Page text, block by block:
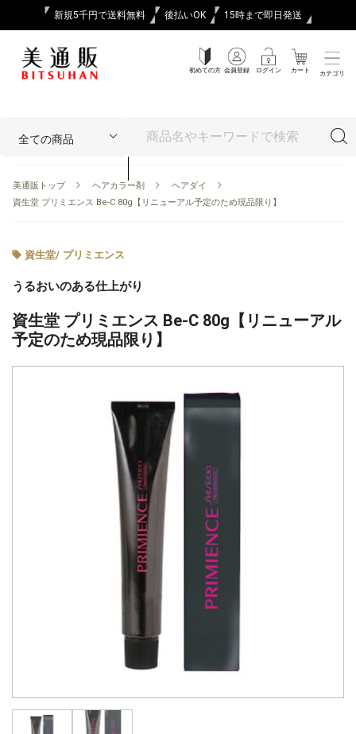
新規5千円で送料無料 後払いOK 15時まで即日発送
初めての方 会員登録 ログイン カート カテゴリ
美通販トップ ヘアカラー剤
ヘアダイ
資生堂 プリミエンス Be-C 80g【リニューアル予定のため現品限り】
資生堂/ プリミエンス
うるおいのある仕上がり
資生堂 プリミエンス Be-C 80g【リニューアル
予定のため現品限り】